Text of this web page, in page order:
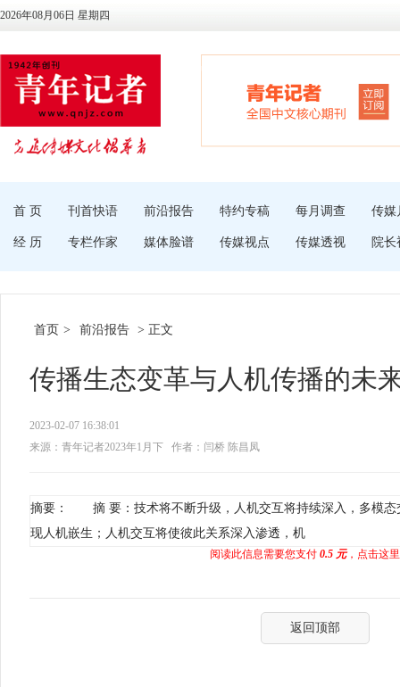
2026年08月06日 星期四
首 页 刊首快语 前沿报告 特约专稿 每月调查 传媒
经 历 专栏作家 媒体脸谱 传媒视点 传媒透视 院长
首页 > 前沿报告 > 正文
传播生态变革与人机传播的未
2023-02-07 16:38:01
来源：青年记者2023年1月下
作者：闫桥 陈昌凤
摘要： 摘 要：技术将不断升级，人机交互将持续深入，多模态
现人机嵌生；人机交互将使彼此关系深入渗透，机
阅读此信息需要您支付 0.5 元，点击这
返回顶部